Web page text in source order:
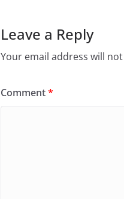
Leave a Reply
Your email address will
Comment*